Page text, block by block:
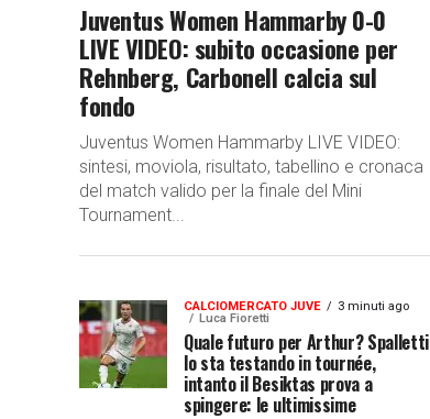
Juventus Women Hammarby 0-0
LIVE VIDEO: subito occasione per
Rehnberg, Carbonell calcia sul
fondo
Juventus Women Hammarby LIVE VIDEO:
sintesi, moviola, risultato, tabellino e cronaca
del match valido per la finale del Mini
Tournament...
CALCIOMERCATO JUVE
3 minuti ago
Luca Fioretti
Quale futuro per Arthur? Spalletti
lo sta testando in tournée,
intanto il Besiktas prova a
spingere: le ultimissime